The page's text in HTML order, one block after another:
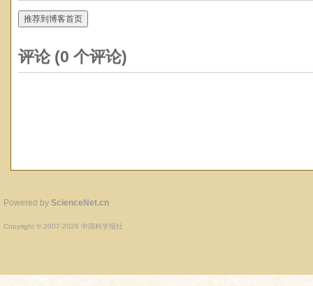
推荐到博客首页
评论 (0 个评论)
Powered by ScienceNet.cn
Copyright © 2007-2026 中国科学报社